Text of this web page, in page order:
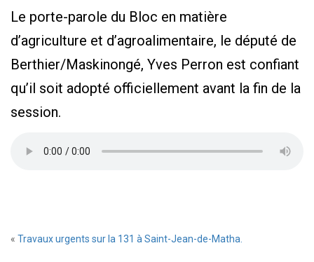
Le porte-parole du Bloc en matière
d’agriculture et d’agroalimentaire, le député de
Berthier/Maskinongé, Yves Perron est confiant
qu’il soit adopté officiellement avant la fin de la
session.
« Travaux urgents sur la 131 à Saint-Jean-de-Matha.